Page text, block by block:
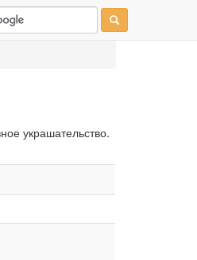
украшательство.